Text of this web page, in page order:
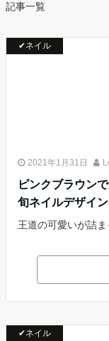
記事一覧
✔ネイル
2021年1月31日
ピンクブラウン
旬ネイルデザイン
王道の可愛いが詰
✔ネイル